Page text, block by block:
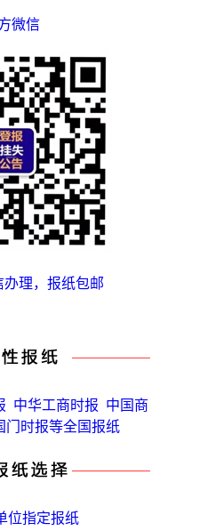
微信
理，报纸包邮
中华工商时报 中国商
时报等全国报纸
位指定报纸